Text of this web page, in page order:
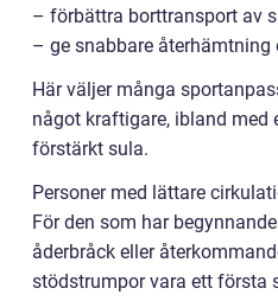
– förbättra borttransport av
– ge snabbare återhämtning
Här väljer många
något kraftigare, ibland med
förstärkt sula.
Personer med lättare
För den som har
åderbråck eller
stödstrumpor vara ett första